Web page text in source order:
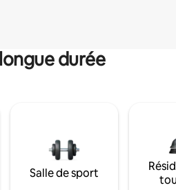
durée
Salle de sport